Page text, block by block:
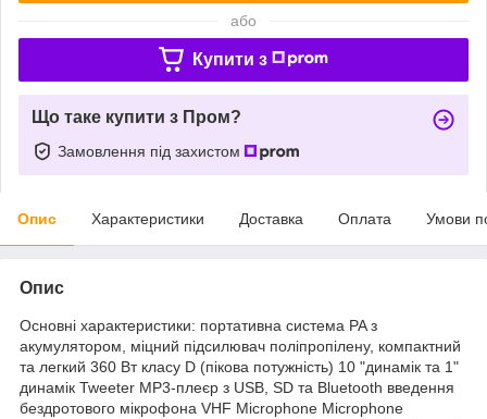
або
Купити з
Що таке купити з Пром?
Замовлення під захистом
Опис Характеристики Доставка Оплата Умови
Опис
Основні характеристики: портативна система PA з
акумулятором, міцний підсилювач поліпропілену, компактний
та легкий 360 Вт класу D (пікова потужність) 10 "динамік та 1"
динамік Tweeter MP3-плеєр з USB, SD та Bluetooth введення
бездротового мікрофона VHF Microphone Microphone